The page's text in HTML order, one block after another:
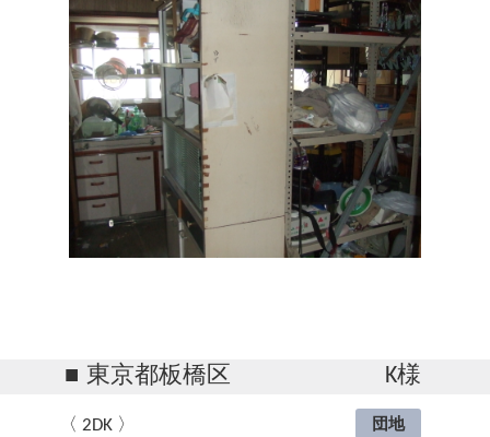
東京都板橋区 K様
団地
2DK